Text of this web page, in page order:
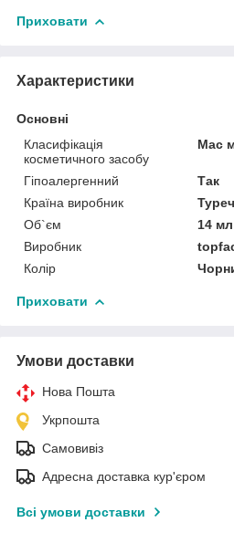
Приховати
Характеристики
Основні
Класифікація
косметичного засобу
Мас
Гіпоалергенний
Так
Країна виробник
Об`єм
14 мл
Виробник
Колір
Приховати
Умови доставки
Нова Пошта
Укрпошта
Самовивіз
Адресна доставка кур'єром
Всі умови доставки